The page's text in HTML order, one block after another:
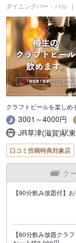
ダイニングバー・バル
クラフトビールを楽しめ
3001～4000円
JR草津(滋賀)駅
口コミ投稿特典対象店
ク
【90分飲み放題付
【60分飲み放題クラ